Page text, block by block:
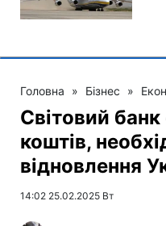
Головна » Бізнес »
Світовий
коштів,
відновлення
14:02 25.02.2025 Вт